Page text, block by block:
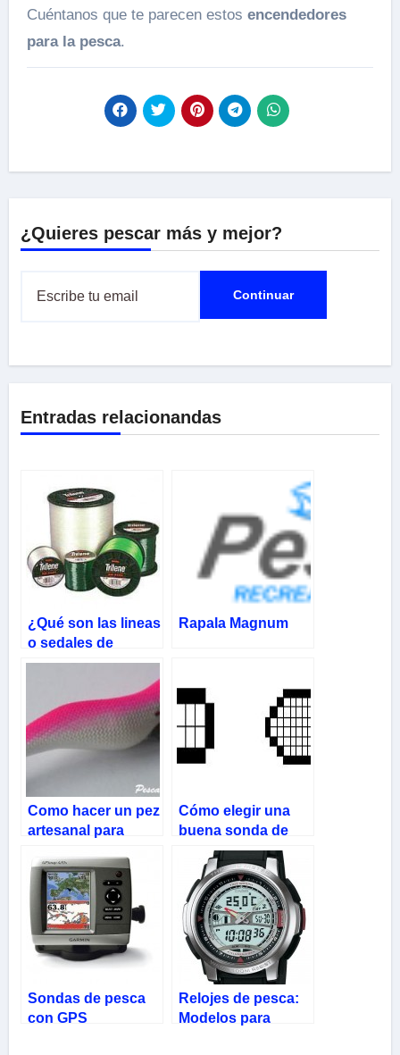
Cuéntanos que te parecen estos encendedores
para la pesca.
¿Quieres pescar más y mejor?
Entradas relacionandas
¿Qué son las lineas
o sedales de
pesca?
Rapala Magnum
Como hacer un pez
artesanal para
Cómo elegir una
buena sonda de
pesca
Sondas de pesca
con GPS
Relojes de pesca:
Modelos para